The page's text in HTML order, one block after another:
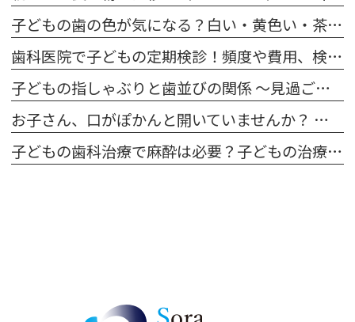
子どもの歯の色が気になる？白い・黄色い・茶色い原因と対処法をわかりやすく解説
歯科医院で子どもの定期検診！頻度や費用、検査内容を詳しく解説
子どもの指しゃぶりと歯並びの関係 〜見過ごさないために知っておきたい影響と対策〜
お子さん、口がぽかんと開いていませんか？ 〜口呼吸と歯並びの深い関係、そして見逃したくないサイン〜
子どもの歯科治療で麻酔は必要？子どもの治療で知っておきたいポイント